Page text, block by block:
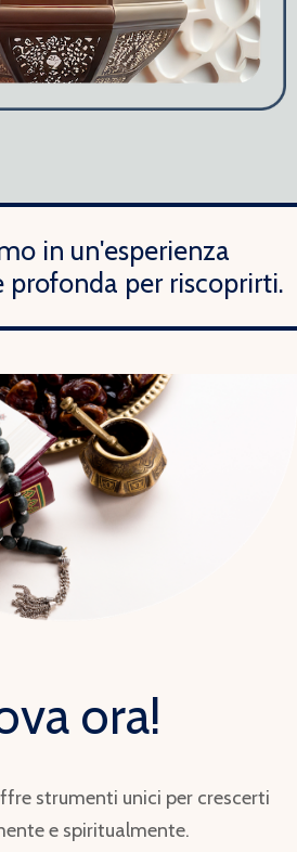
in un'esperienza
per riscoprirti.
ora!
strumenti unici per crescerti
e spiritualmente.